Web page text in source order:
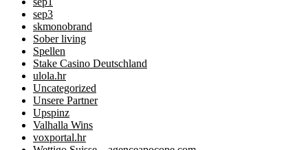
sep3
skmonobrand
Sober living
Spellen
Stake Casino Deutschland
ulola.hr
Uncategorized
Unsere Partner
Upspinz
Valhalla Wins
voxportal.hr